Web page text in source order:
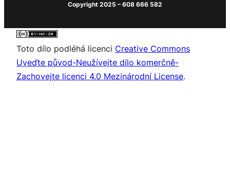
Copyright 2025 – 608 666 582
Toto dílo podléhá licenci Creative Commons
Uveďte původ-Neužívejte dílo komerčně-
Zachovejte licenci 4.0 Mezinárodní License.